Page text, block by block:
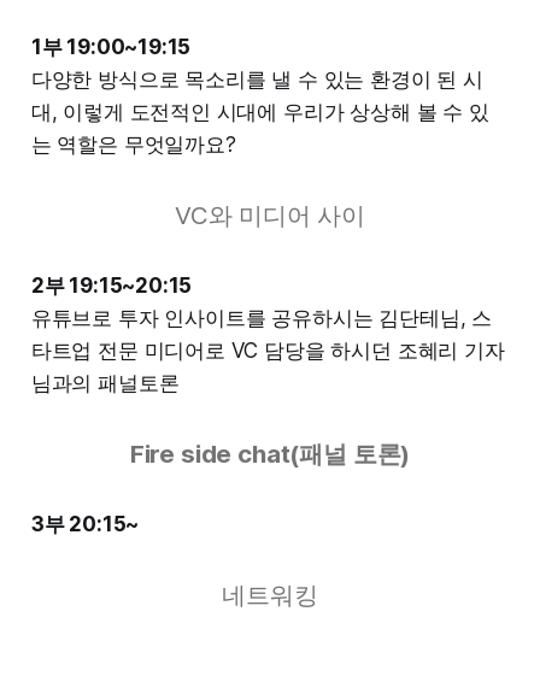
1부 19:00~19:15
다양한 방식으로 목소리를 낼 수 있는 환경이 된 시
대, 이렇게 도전적인 시대에 우리가 상상해 볼 수 있
는 역할은 무엇일까요?
VC와 미디어 사이
2부 19:15~20:15
유튜브로 투자 인사이트를 공유하시는 김단테님, 스
타트업 전문 미디어로 VC 담당을 하시던 조혜리 기자
님과의 패널토론
Fire side chat(패널 토론)
3부 20:15~
네트워킹